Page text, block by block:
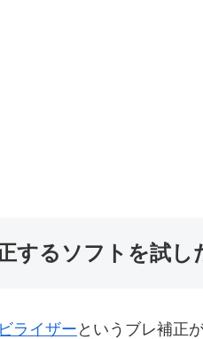
するソフトを試し
ライザー というブレ補正